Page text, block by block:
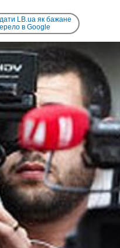
LB.ua як бажане
в Google